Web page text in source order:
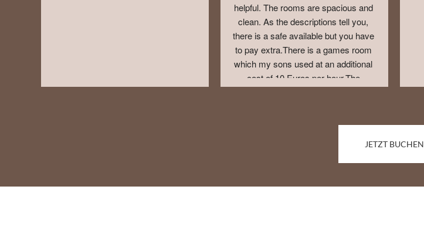
helpful. The rooms are spacious and
clean. As the descriptions tell you,
there is a safe available but you have
to pay extra.There is a games room
which my sons used at an additional
cost of 10 Euros per hour.The
was plentiful if you are a meat eater.
Was limited for vegetarians, although
options. Let staff know if you are a
JETZT BUCHEN